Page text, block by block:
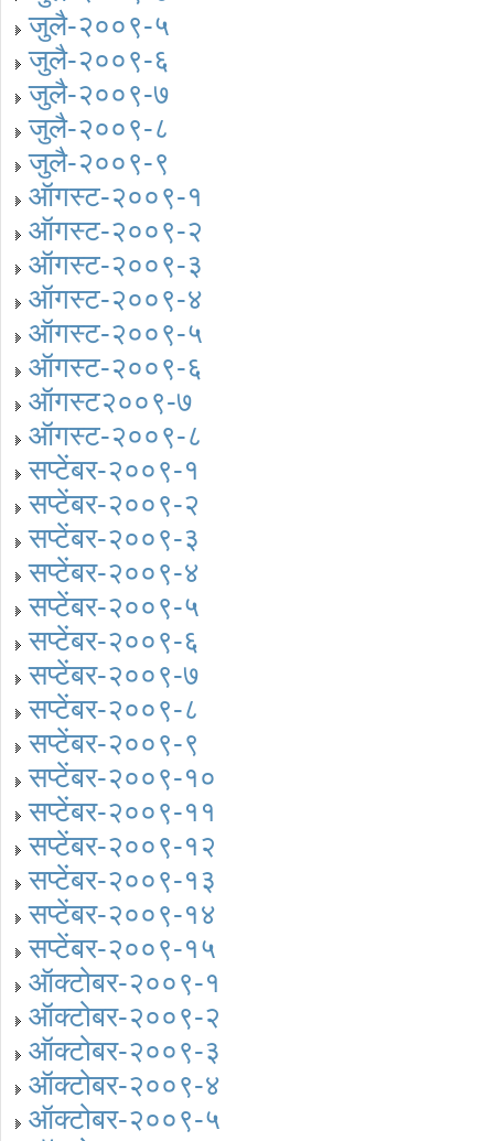
जुलै-२००९-५
जुलै-२००९-६
जुलै-२००९-७
जुलै-२००९-८
जुलै-२००९-९
ऑगस्ट-२००९-१
ऑगस्ट-२००९-२
ऑगस्ट-२००९-३
ऑगस्ट-२००९-४
ऑगस्ट-२००९-५
ऑगस्ट-२००९-६
ऑगस्ट२००९-७
ऑगस्ट-२००९-८
सप्टेंबर-२००९-१
सप्टेंबर-२००९-२
सप्टेंबर-२००९-३
सप्टेंबर-२००९-४
सप्टेंबर-२००९-५
सप्टेंबर-२००९-६
सप्टेंबर-२००९-७
सप्टेंबर-२००९-८
सप्टेंबर-२००९-९
सप्टेंबर-२००९-१०
सप्टेंबर-२००९-११
सप्टेंबर-२००९-१२
सप्टेंबर-२००९-१३
सप्टेंबर-२००९-१४
सप्टेंबर-२००९-१५
ऑक्टोबर-२००९-१
ऑक्टोबर-२००९-२
ऑक्टोबर-२००९-३
ऑक्टोबर-२००९-४
ऑक्टोबर-२००९-५